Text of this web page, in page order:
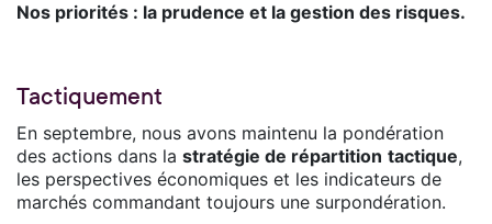
Nos priorités : la prudence et la gestion des risques.
Tactiquement
En septembre, nous avons maintenu la pondération
des actions dans la stratégie de répartition tactique,
les perspectives économiques et les indicateurs de
marchés commandant toujours une surpondération.